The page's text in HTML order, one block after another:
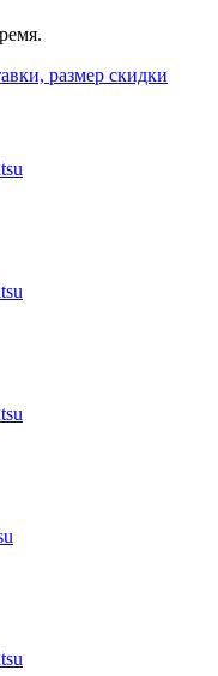
размер скидки